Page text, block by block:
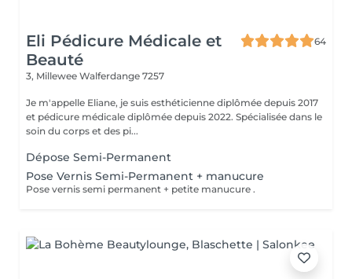
Eli Pédicure Médicale et
Beauté
64
3, Millewee Walferdange 7257
Je m'appelle Eliane, je suis esthéticienne diplômée depuis 2017
et pédicure médicale diplômée depuis 2022. Spécialisée dans le
soin du corps et des pi...
Dépose Semi-Permanent
Pose Vernis Semi-Permanent + manucure
Pose vernis semi permanent + petite manucure .